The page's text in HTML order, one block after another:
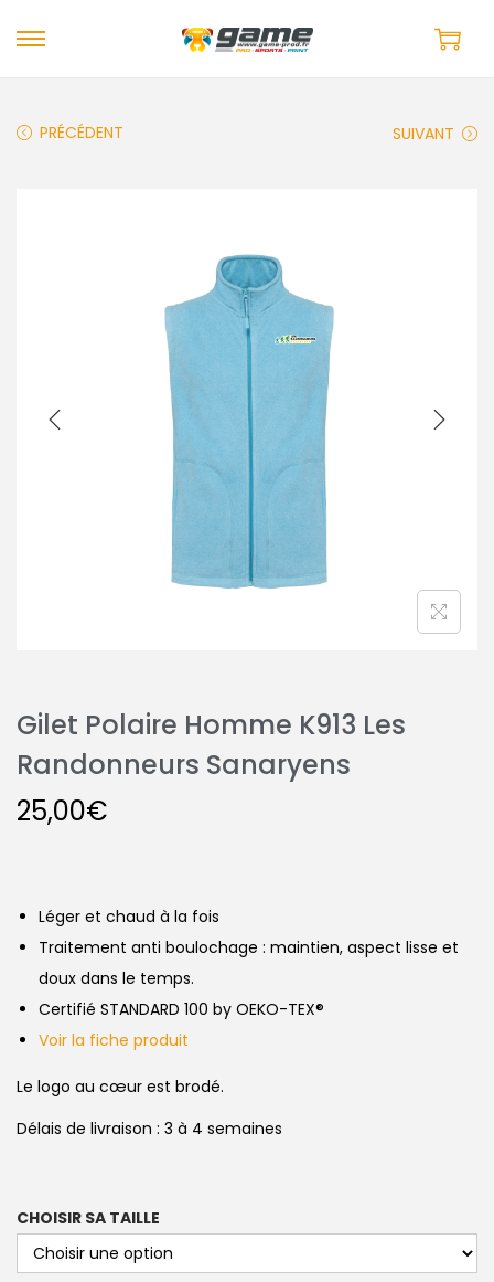
PRÉCÉDENT SUIVANT
Gilet Polaire Homme K913 Les
Randonneurs Sanaryens
25,00€
Léger et chaud à la fois
Traitement anti boulochage : maintien, aspect lisse et
doux dans le temps.
Certifié STANDARD 100 by OEKO-TEX®
Voir la fiche produit
Le logo au cœur est brodé.
Délais de livraison : 3 à 4 semaines
CHOISIR SA TAILLE